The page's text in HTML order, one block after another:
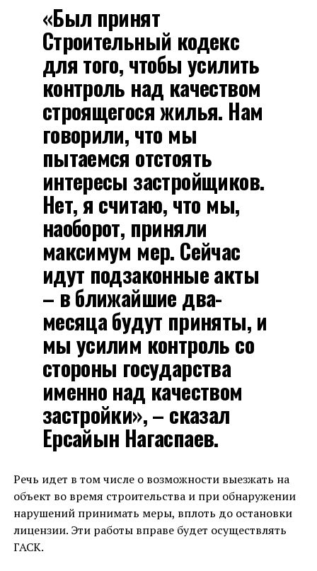
«Был принят
Строительный кодекс
для того, чтобы усилить
контроль над качеством
строящегося жилья. Нам
говорили, что мы
пытаемся отстоять
интересы застройщиков.
Нет, я считаю, что мы,
наоборот, приняли
максимум мер. Сейчас
идут подзаконные акты
– в ближайшие два-
месяца будут приняты, и
мы усилим контроль со
стороны государства
именно над качеством
застройки», – сказал
Ерсайын Нагаспаев.
Речь идет в том числе о возможности выезжать на
объект во время строительства и при обнаружении
нарушений принимать меры, вплоть до остановки
лицензии. Эти работы вправе будет осуществлять
ГАСК.